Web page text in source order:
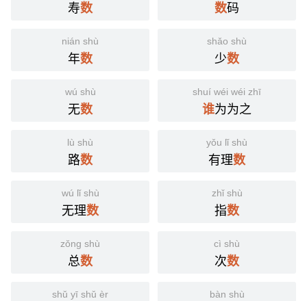
寿数 数码
nián shù
年数
shǎo shù
少数
wú shù
无数
shuí wéi wéi zhī
谁为为之
lù shù
路数
yǒu lǐ shù
有理数
wú lǐ shù
无理数
zhǐ shù
指数
zǒng shù
总数
cì shù
次数
shǔ yī shǔ èr bàn shù